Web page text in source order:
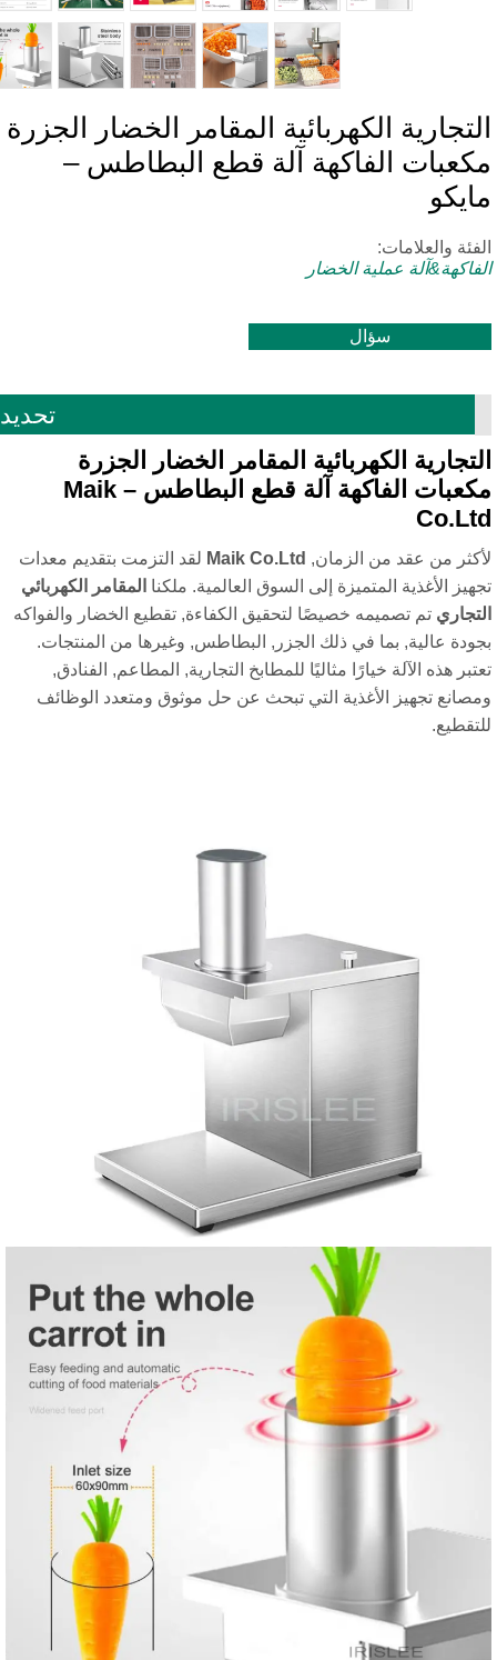
الكهربائية المقامر الخضار الجزرة
الفاكهة آلة قطع البطاطس –
والعلامات:
عملية الخضار
سؤال
تحديد
الكهربائية المقامر الخضار الجزرة
مكعبات الفاكهة آلة قطع البطاطس – Maik
من عقد من الزمان,Maik Co.Ltdلقد التزمت بتقديم معدات
الأغذية المتميزة إلى السوق العالمية. ملكناالمقامر الكهربائي
تم تصميمه خصيصًا لتحقيق الكفاءة, تقطيع الخضار والفواكه
عالية, بما في ذلك الجزر, البطاطس, وغيرها من المنتجات.
هذه الآلة خيارًا مثاليًا للمطابخ التجارية, المطاعم, الفنادق,
تجهيز الأغذية التي تبحث عن حل موثوق ومتعدد الوظائف